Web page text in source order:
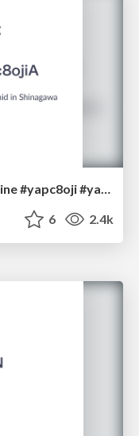
ユニクロの レジから学ぶ Goroutine #yapc8oji #yapc8ojiA /uniqlo_golang
6 2.4k